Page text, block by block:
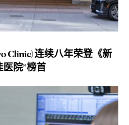
Clinic) 连续八年荣登《新
医院”榜首